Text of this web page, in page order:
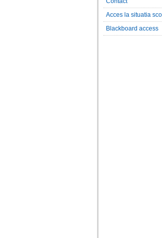
Acces la situatia
Blackboard access